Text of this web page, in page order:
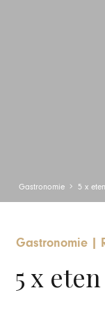
Gastronomie 5 x
Gastronomie |
5 x